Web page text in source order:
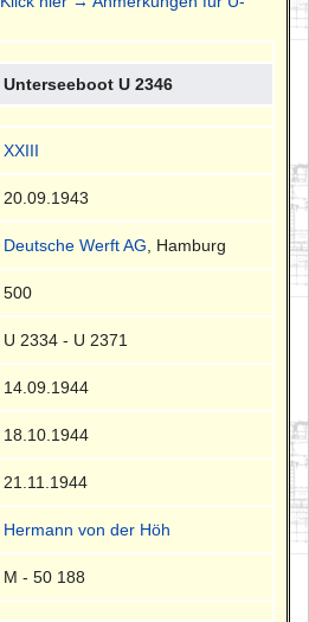
Unterseeboot U 2346
XXIII
20.09.1943
Deutsche Werft AG , Hamburg
500
U 2334 - U 2371
14.09.1944
18.10.1944
21.11.1944
Hermann von der Höh
M - 50 188